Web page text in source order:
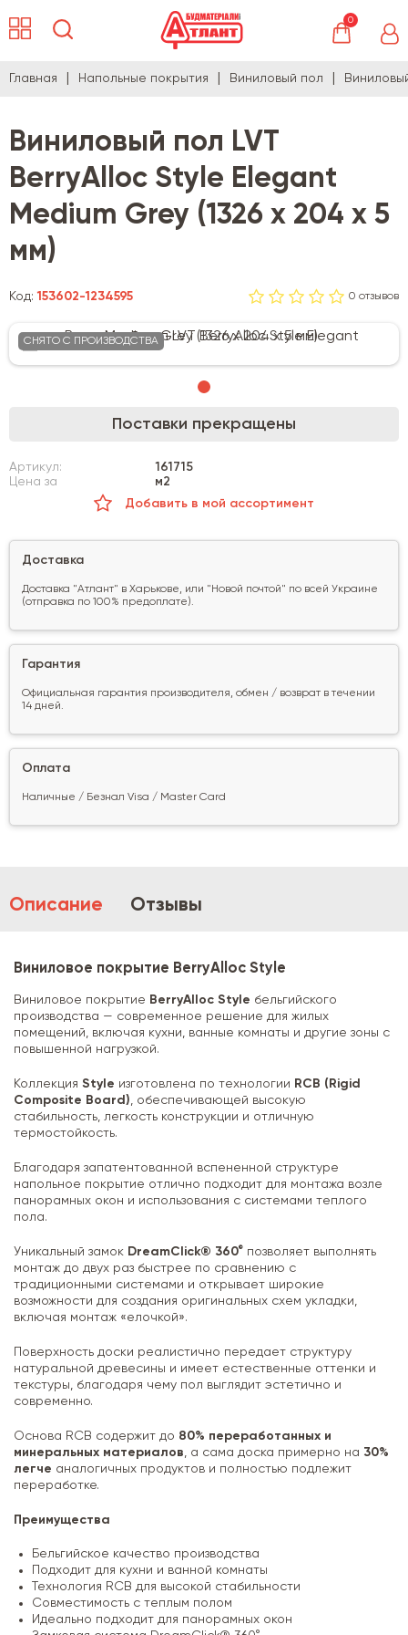
0
Главная Напольные покрытия Виниловый пол
Виниловый пол LVT
BerryAlloc Style Elegant
Medium Grey (1326 х 204 х 5
мм)
Код:153602-1234595 0 отзывов
СНЯТО С ПРОИЗВОДСТВА
Поставки прекращены
Артикул:
161715
Цена за
м2
Добавить в мой ассортимент
Доставка
Доставка "Атлант" в Харькове, или "Новой почтой" по всей Украине
(отправка по 100% предоплате).
Гарантия
Официальная гарантия производителя, обмен / возврат в течении
14 дней.
Оплата
Наличные / Безнал Visa / Master Card
Описание Отзывы
Виниловое покрытие BerryAlloc Style
Виниловое покрытие BerryAlloc Style бельгийского
производства — современное решение для жилых
помещений, включая кухни, ванные комнаты и другие зоны с
повышенной нагрузкой.
Коллекция Style изготовлена по технологии RCB (Rigid
Composite Board), обеспечивающей высокую
стабильность, легкость конструкции и отличную
термостойкость.
Благодаря запатентованной вспененной структуре
напольное покрытие отлично подходит для монтажа возле
панорамных окон и использования с системами теплого
пола.
Уникальный замок DreamClick® 360° позволяет выполнять
монтаж до двух раз быстрее по сравнению с
традиционными системами и открывает широкие
возможности для создания оригинальных схем укладки,
включая монтаж «елочкой».
Поверхность доски реалистично передает структуру
натуральной древесины и имеет естественные оттенки и
текстуры, благодаря чему пол выглядит эстетично и
современно.
Основа RCB содержит до 80% переработанных и
минеральных материалов, а сама доска примерно на 30%
легче аналогичных продуктов и полностью подлежит
переработке.
Преимущества
Бельгийское качество производства
Подходит для кухни и ванной комнаты
Технология RCB для высокой стабильности
Совместимость с теплым полом
Идеально подходит для панорамных окон